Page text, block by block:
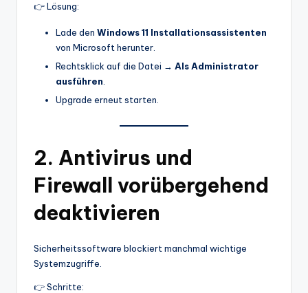
👉 Lösung:
Lade den Windows 11 Installationsassistenten
von Microsoft herunter.
Rechtsklick auf die Datei → Als Administrator
ausführen.
Upgrade erneut starten.
2. Antivirus und
Firewall vorübergehend
deaktivieren
Sicherheitssoftware blockiert manchmal wichtige
Systemzugriffe.
👉 Schritte: